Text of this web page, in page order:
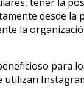
desde la
la
para
utilizan